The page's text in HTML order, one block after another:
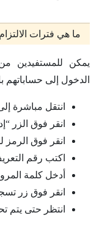
ما هي فترات
يمكن للمستفيدين
الدخول إلى حساباتهم
انتقل مباشرة
انقر فوق الزر
انقر فوق الرمز
اكتب رقم
أدخل كلمة
انقر فوق زر
انتظر حتى يتم